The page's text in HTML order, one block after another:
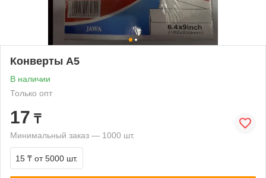
Конверты А5
В наличии
Только опт
17 ₸
Минимальный заказ — 1000 шт.
15 ₸ от 5000 шт.